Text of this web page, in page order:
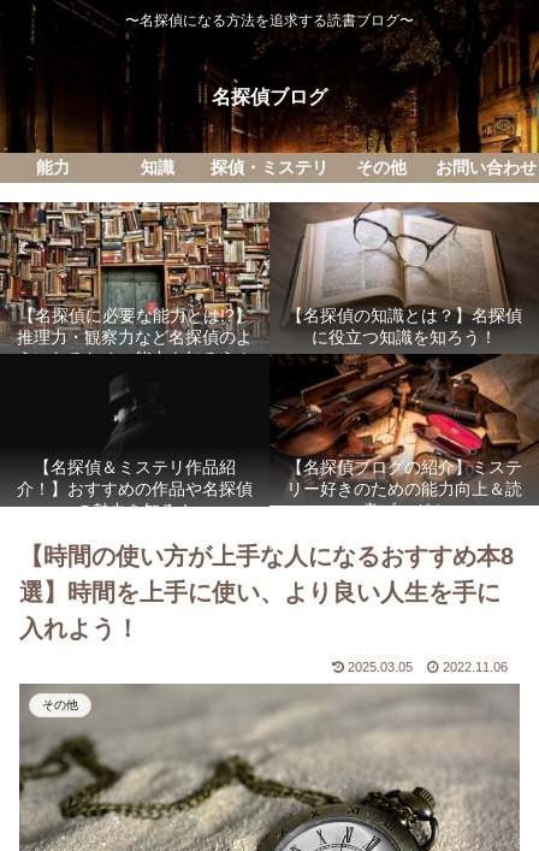
〜名探偵になる方法を追求する読書ブログ〜
名探偵ブログ
能力 知識 探偵・ミステリ その他 お問い合わせ
【名探偵に必要な能力とは!?】
推理力・観察力など名探偵のよ
うになるための能力を知ろう！
【名探偵の知識とは？】名探偵
に役立つ知識を知ろう！
【名探偵＆ミステリ作品紹
介！】おすすめの作品や名探偵
の魅力を知る！
【名探偵ブログの紹介】ミステ
リー好きのための能力向上＆読
書ブログ！
【時間の使い方が上手な人になるおすすめ本8
選】時間を上手に使い、より良い人生を手に
入れよう！
2025.03.05 2022.11.06
その他